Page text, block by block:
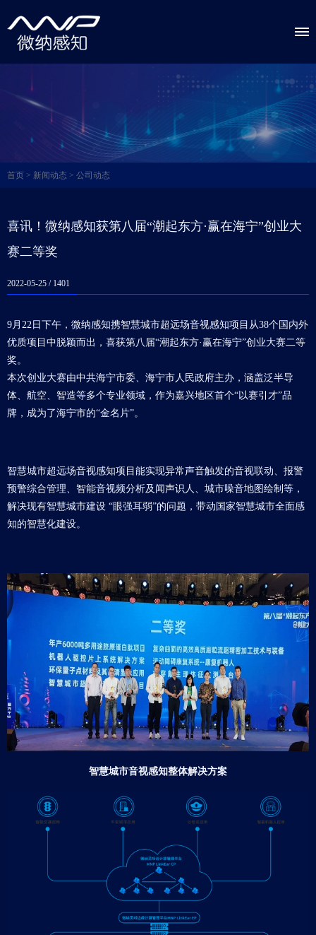
首页 > 新闻动态 > 公司动态
喜讯！微纳感知获第八届“潮起东方·赢在海宁”创业大
赛二等奖
2022-05-25 / 1401
9月22日下午，微纳感知携智慧城市超远场音视感知项目从38个国内外
优质项目中脱颖而出，喜获第八届“潮起东方·赢在海宁”创业大赛二等
奖。
本次创业大赛由中共海宁市委、海宁市人民政府主办，涵盖泛半导
体、航空、智造等多个专业领域，作为嘉兴地区首个“以赛引才”品
牌，成为了海宁市的“金名片”。
智慧城市超远场音视感知项目能实现异常声音触发的音视联动、报警
预警综合管理、智能音视频分析及闻声识人、城市噪音地图绘制等，
解决现有智慧城市建设 “眼强耳弱”的问题，带动国家智慧城市全面感
知的智慧化建设。
智慧城市音视感知整体解决方案